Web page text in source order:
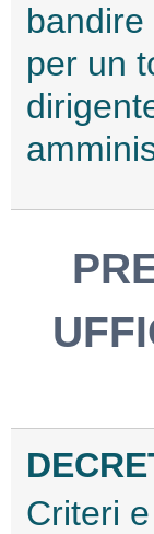
per un
Criteri